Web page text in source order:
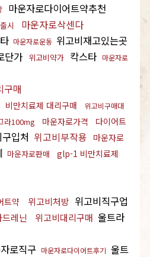
마운자로다이어트약추천
시 마운자로삭센다
마운자로운동 위고비재고있는곳
단가 위고비약가 칵스타 마운자로
구매
비만치료제 대리구매
위고비구매대
라100mg 마운자로가격
다이어트
입처 위고비부작용 마운자로
마운자로판매 glp-1 비만치료제
트약 위고비처방 위고비직구업
드레닌 위고비대리구매 울트라
로직구 마운자로다이어트후기 울트